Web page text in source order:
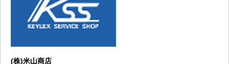
(株)米山商店